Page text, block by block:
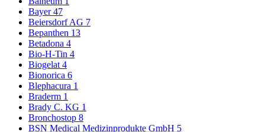
Bayer47
Beiersdorf AG 7
Bepanthen 13
Betadona 4
Bio-H-Tin 4
Biogelat 4
Bionorica 6
Blephacura 1
Braderm 1
Brady C. KG 1
Bronchostop 8
BSN Medical Medizinprodukte GmbH 5